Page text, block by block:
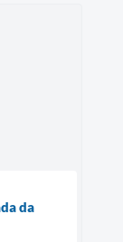
da